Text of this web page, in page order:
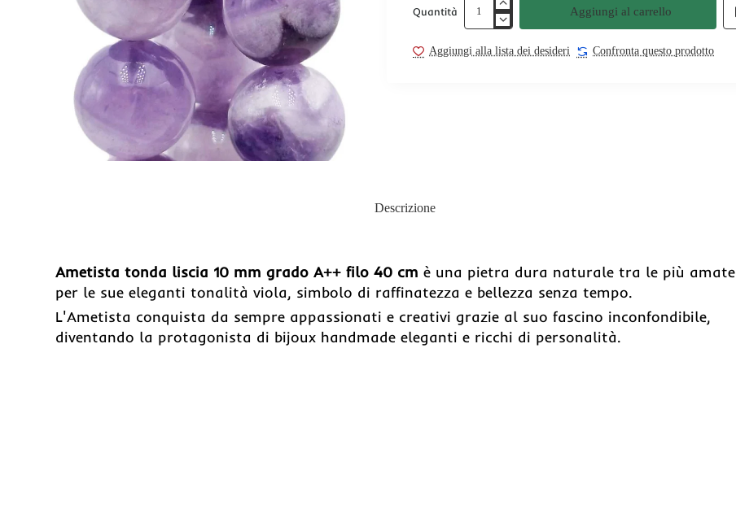
Quantità Aggiungi al carrello
Aggiungi alla lista dei desideri Confronta questo prodotto
Descrizione
Ametista tonda liscia 10 mm grado A++ filo 40 cm è una pietra dura naturale tra le più amate
per le sue eleganti tonalità viola, simbolo di raffinatezza e bellezza senza tempo.
L'Ametista conquista da sempre appassionati e creativi grazie al suo fascino inconfondibile,
diventando la protagonista di bijoux handmade eleganti e ricchi di personalità.